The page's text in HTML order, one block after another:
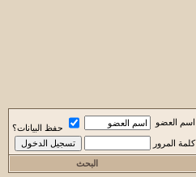
اسم العضو
حفظ البيانات؟
كلمة المرور
البحث